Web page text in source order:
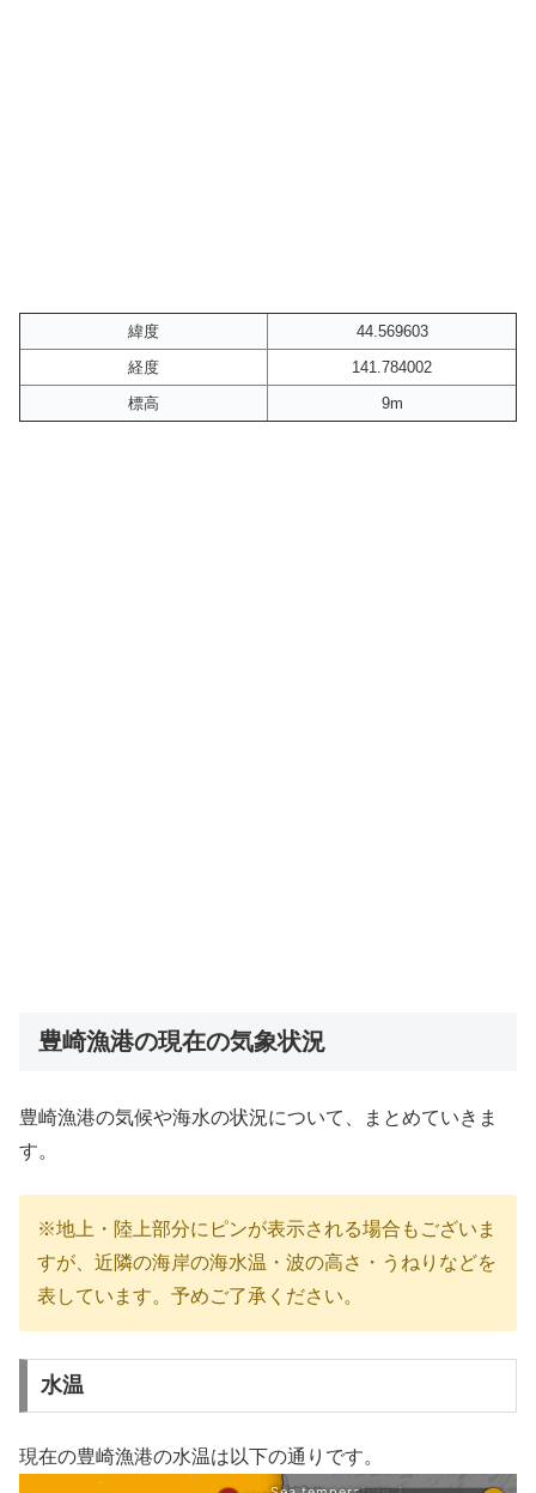
緯度
44.569603
経度
141.784002
標高
9m
豊崎漁港の現在の気象状況
豊崎漁港の気候や海水の状況について、まとめていきま
す。
※地上・陸上部分にピンが表示される場合もございま
すが、近隣の海岸の海水温・波の高さ・うねりなどを
表しています。予めご了承ください。
水温
現在の豊崎漁港の水温は以下の通りです。